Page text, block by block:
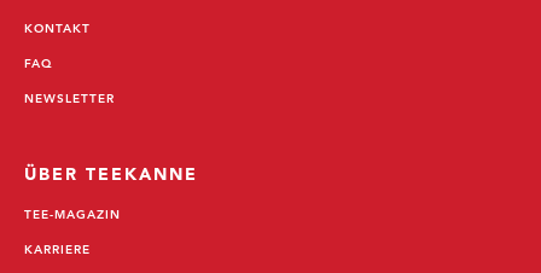
KONTAKT
FAQ
NEWSLETTER
ÜBER TEEKANNE
TEE-MAGAZIN
KARRIERE